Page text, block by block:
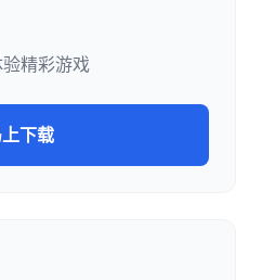
精彩游戏
下载